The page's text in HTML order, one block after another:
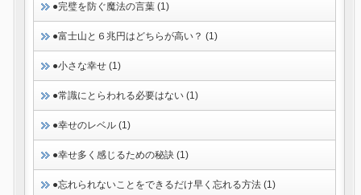
●完璧を防ぐ魔法の言葉 (1)
●富士山と６兆円はどちらが高い？ (1)
●小さな幸せ (1)
●常識にとらわれる必要はない (1)
●幸せのレベル (1)
●幸せ多く感じるための秘訣 (1)
●忘れられないことをできるだけ早く忘れる方法 (1)